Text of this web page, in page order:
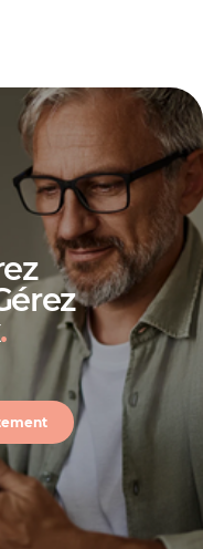
employés
une équipe
des employés et
personnel
des ressources
.